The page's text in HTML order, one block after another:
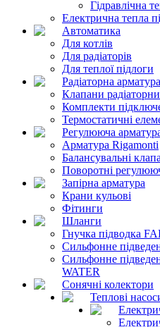
Гідравлічна
Електрична тепла
Автоматика
Для котлів
Для радіаторів
Для теплої підлоги
Радіаторна арматура
Клапани
Комплекти
Термостатичні
Регулююча
Арматура Rigamonti
Балансувальні
Поворотні
Запірна арматура
Крани кульові
Фітинги
Шланги
Гнучка підводка
Сильфонне
Сильфонне
WATER
Сонячні колектори
Теплові